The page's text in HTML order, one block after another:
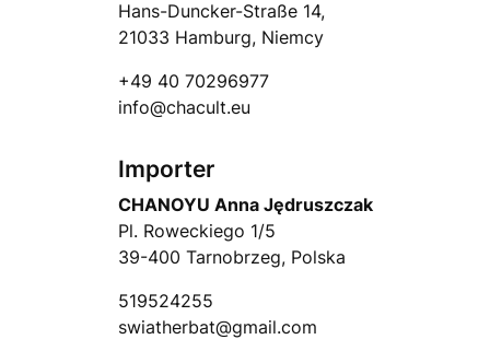
Hans-Duncker-Straße 14,
21033 Hamburg, Niemcy
+49 40 70296977
info@chacult.eu
Importer
CHANOYU Anna Jędruszczak
Pl. Roweckiego 1/5
39-400 Tarnobrzeg, Polska
519524255
swiatherbat@gmail.com